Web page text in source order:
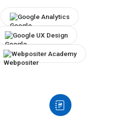
Google Analytics
Google UX Design
Webpositer Academy